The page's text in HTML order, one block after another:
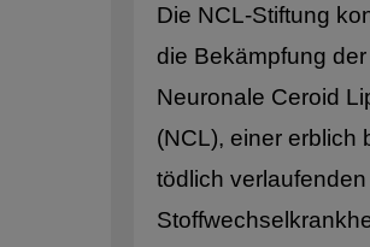
Die NCL-Stiftung
die Bekämpfung
Neuronale Ceroid
(NCL), einer erblich
tödlich verlaufenden